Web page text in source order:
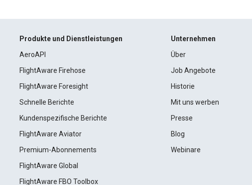
Produkte und Dienstleistungen
AeroAPI
FlightAware Firehose
FlightAware Foresight
Schnelle Berichte
Kundenspezifische Berichte
FlightAware Aviator
Premium-Abonnements
FlightAware Global
FlightAware FBO Toolbox
Unternehmen
Über
Job Angebote
Historie
Mit uns werben
Presse
Blog
Webinare